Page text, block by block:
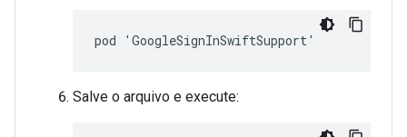
pod 'GoogleSignInSwiftSupport'
Salve o arquivo e execute: